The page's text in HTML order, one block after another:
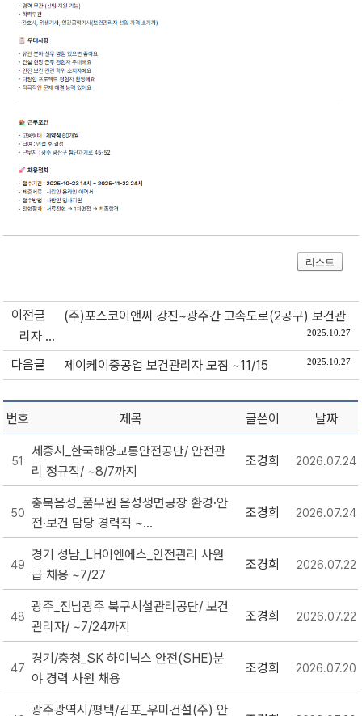
리스트
이전글
(주)포스코이앤씨 강진~광주간 고속도로(2공구) 보건관
리자 ...
2025.10.27
다음글 제이케이중공업 보건관리자 모짐 ~11/15 2025.10.27
번호 제목 글쓴이 날짜
51
세종시_한국해양교통안전공단/ 안전관
리 정규직/ ~8/7까지
조경희 2026.07.24
50
충북음성_풀무원 음성생면공장 환경·안
전·보건 담당 경력직 ~...
조경희 2026.07.24
49
경기 성남_LH이엔에스_안전관리 사원
급 채용 ~7/27
조경희 2026.07.22
48
광주_전남광주 북구시설관리공단/ 보건
관리자/ ~7/24까지
조경희 2026.07.22
47
경기/충청_SK 하이닉스 안전(SHE)분
야 경력 사원 채용
조경희 2026.07.20
광주광역시/평택/김포_우미건설(주) 안